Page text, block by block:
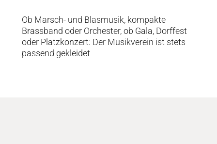
Ob Marsch- und Blasmusik, kompakte
Brassband oder Orchester, ob Gala, Dorffest
oder Platzkonzert: Der Musikverein ist stets
passend gekleidet